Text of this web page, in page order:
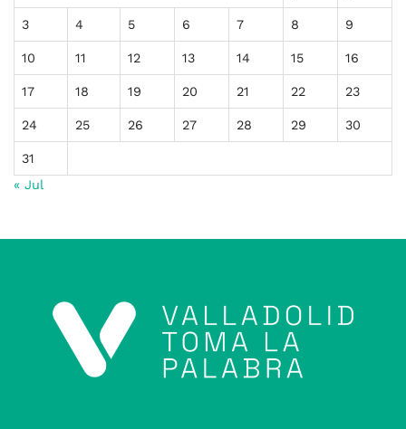
3 4 5 6 7 8 9
10 11 12 13 14 15 16
17 18 19 20 21 22 23
24 25 26 27 28 29 30
31
« Jul